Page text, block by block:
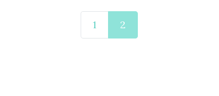
1 2